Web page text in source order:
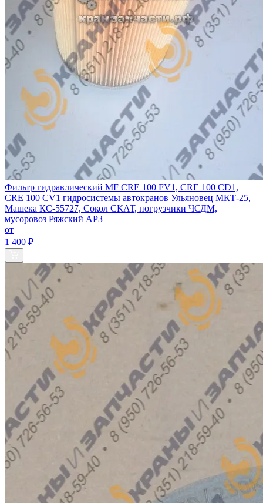
Фильтр гидравлический MF CRE 100 FV1, CRE 100 CD1,
CRE 100 CV1 гидросистемы автокранов Ульяновец МКТ-25,
Машека КС-55727, Сокол СКАТ, погрузчики ЧСДМ,
мусоровоз Ряжский АРЗ
от
1 400 ₽